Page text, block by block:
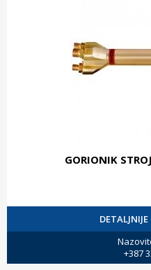
GORIONIK
+387